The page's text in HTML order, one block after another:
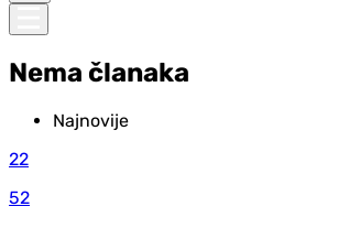
Nema članaka
Najnovije
22
52